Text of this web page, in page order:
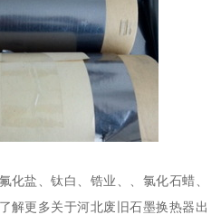
化盐、钛白、锆业、、氯化石蜡、
解更多关于河北废旧石墨换热器出